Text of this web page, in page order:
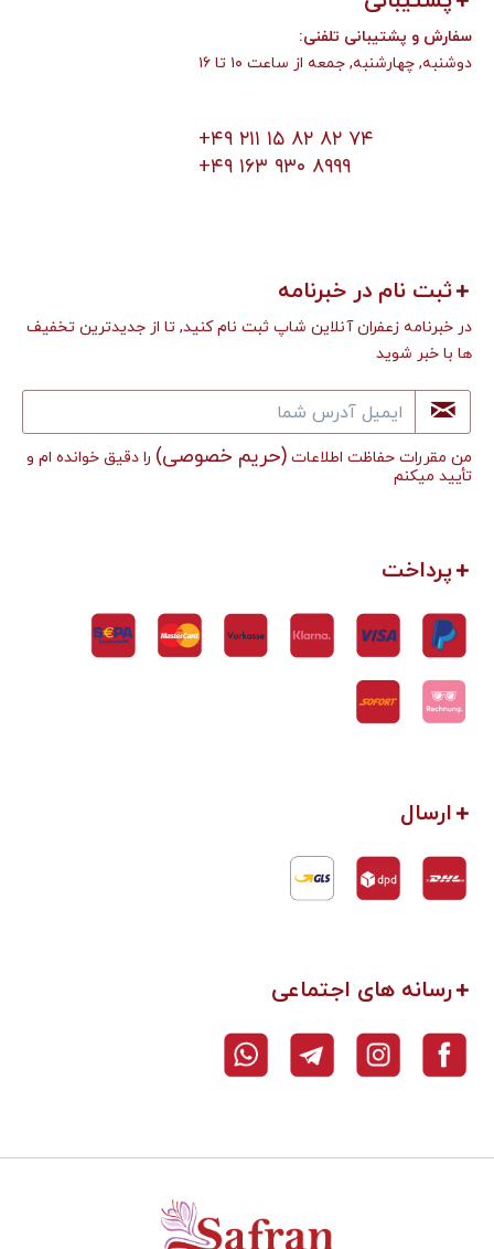
:سفارش و پشتیبانی تلفنی
دوشنبه, چهارشنبه, جمعه از ساعت ۱۰ تا ۱۶
+۴۹ ۲۱۱ ۱۵ ۸۲ ۸۲ ۷۴
+۴۹ ۱۶۳ ۹۳۰ ۸۹۹۹
ثبت نام در خبرنامه
در خبرنامه زعفران آنلاین شاپ ثبت نام کنید, تا از جدیدترین تخفیف
ها با خبر شوید
من مقررات حفاظت اطلاعات (حریم خصوصی) را دقیق خوانده ام و
تأييد میکنم
پرداخت
ارسال
رسانه های اجتماعی